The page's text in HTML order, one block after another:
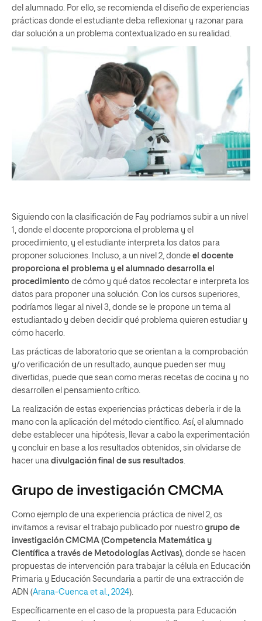
del alumnado. Por ello, se recomienda el diseño de experiencias
prácticas donde el estudiante deba reflexionar y razonar para
dar solución a un problema contextualizado en su realidad.
Siguiendo con la clasificación de Fay podríamos subir a un nivel
1, donde el docente proporciona el problema y el
procedimiento, y el estudiante interpreta los datos para
proponer soluciones. Incluso, a un nivel 2, donde el docente
proporciona el problema y el alumnado desarrolla el
procedimiento de cómo y qué datos recolectar e interpreta los
datos para proponer una solución. Con los cursos superiores,
podríamos llegar al nivel 3, donde se le propone un tema al
estudiantado y deben decidir qué problema quieren estudiar y
cómo hacerlo.
Las prácticas de laboratorio que se orientan a la comprobación
y/o verificación de un resultado, aunque pueden ser muy
divertidas, puede que sean como meras recetas de cocina y no
desarrollen el pensamiento crítico.
La realización de estas experiencias prácticas debería ir de la
mano con la aplicación del método científico. Así, el alumnado
debe establecer una hipótesis, llevar a cabo la experimentación
y concluir en base a los resultados obtenidos, sin olvidarse de
hacer una divulgación final de sus resultados.
Grupo de investigación CMCMA
Como ejemplo de una experiencia práctica de nivel 2, os
invitamos a revisar el trabajo publicado por nuestro grupo de
investigación CMCMA (Competencia Matemática y
Científica a través de Metodologías Activas), donde se hacen
propuestas de intervención para trabajar la célula en Educación
Primaria y Educación Secundaria a partir de una extracción de
ADN (Arana-Cuenca et al., 2024).
Específicamente en el caso de la propuesta para Educación